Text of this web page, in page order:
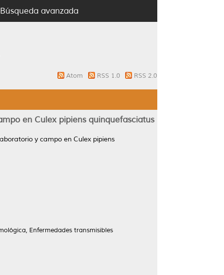
Búsqueda avanzada
Atom RSS 1.0 RSS 2.0
en Culex pipiens quinquefasciatus
y campo en Culex pipiens
Enfermedades transmisibles